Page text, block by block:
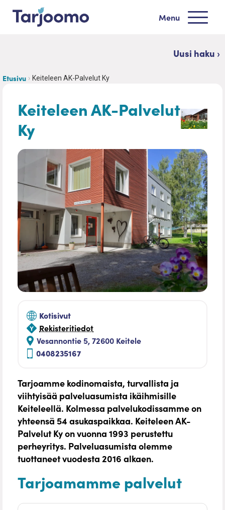
Siirry sisältöön
Menu
Uusi haku ›
Etusivu Keiteleen AK-Palvelut Ky
Keiteleen AK-Palvelut
Ky
Vesannontie 5, 72600 Keitele
0408235167
Kotisivut
Rekisteritiedot
Tarjoamme kodinomaista, turvallista ja
viihtyisää palveluasumista ikäihmisille
Keiteleellä. Kolmessa palvelukodissamme on
yhteensä 54 asukaspaikkaa. Keiteleen AK-
Palvelut Ky on vuonna 1993 perustettu
perheyritys. Palveluasumista olemme
tuottaneet vuodesta 2016 alkaen.
Tarjoamamme palvelut